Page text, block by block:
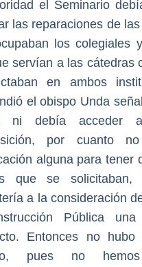
el Seminario
las reparaciones de
los colegiales
servían a las cátedras
en ambos
el obispo Unda
ni debía acceder a
por cuanto no
alguna para tener
que se
a la consideración
Pública
Entonces no hubo
pues no hemos